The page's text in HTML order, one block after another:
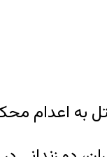
به اعدام